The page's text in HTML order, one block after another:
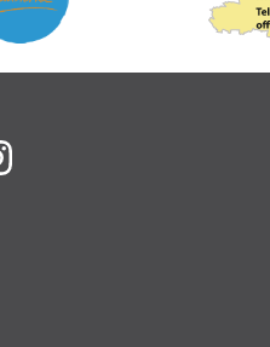
Facebook
auf Instagram